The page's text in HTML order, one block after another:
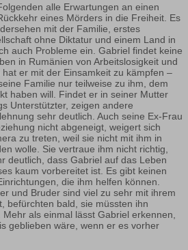
alle Erwartungen an einen
eines Mörders in die Freiheit. Es
mit der Familie, erstes
ohne Diktatur und einem Land in
auch Probleme ein. Gabriel findet keine
in Rumänien von Arbeitslosigkeit und
er mit der Einsamkeit zu kämpfen –
Familie nur teilweise zu ihm, dem
haben will. Findet er in seiner Mutter
Unterstützter, zeigen andere
sehr deutlich. Auch seine Ex-Frau
nicht abgeneigt, weigert sich
zu treten, weil sie nicht mit ihm in
wolle. Sie vertraue ihm nicht richtig,
deutlich, dass Gabriel auf das Leben
kaum vorbereitet ist. Es gibt keinen
die ihm helfen können.
und Bruder sind viel zu sehr mit ihrem
befürchten bald, sie müssten ihn
als einmal lässt Gabriel erkennen,
geblieben wäre, wenn er es vorher